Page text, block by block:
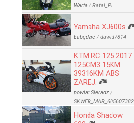
Warta /Rafal_Pl
Yamaha XJ600s
Łabędzie /dawid7814
KTM RC 125 2017
125CM3 15KM
39316KM ABS
ZAREJ.
powiat Sieradz /
SKWER_MAR_605607382
Honda Shadow